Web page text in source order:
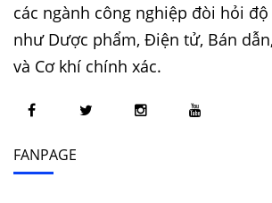
các ngành công nghiệp đòi hỏi
như Dược phẩm, Điện tử, Bán
và Cơ khí chính xác.
FANPAGE